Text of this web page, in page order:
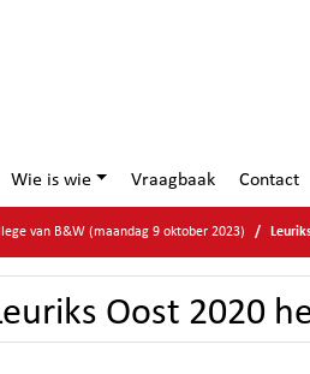
Wie is wie Vraagbaak Contact
van B&W (maandag 9 oktober 2023)
Oost 2020